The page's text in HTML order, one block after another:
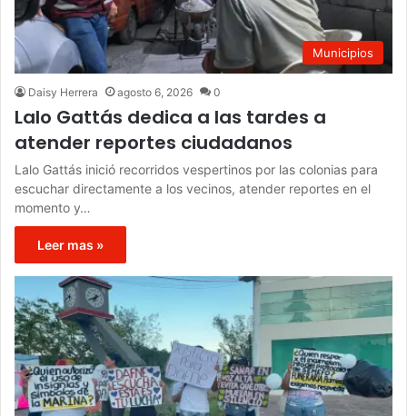
Municipios
Daisy Herrera agosto 6, 2026 0
Lalo Gattás dedica a las tardes a
atender reportes ciudadanos
Lalo Gattás inició recorridos vespertinos por las colonias para
escuchar directamente a los vecinos, atender reportes en el
momento y…
Leer mas »